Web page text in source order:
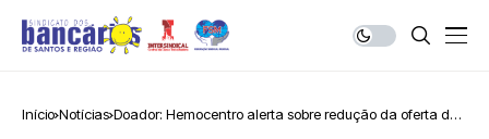
Início Notícias Doador: Hemocentro alerta sobre redução da oferta de